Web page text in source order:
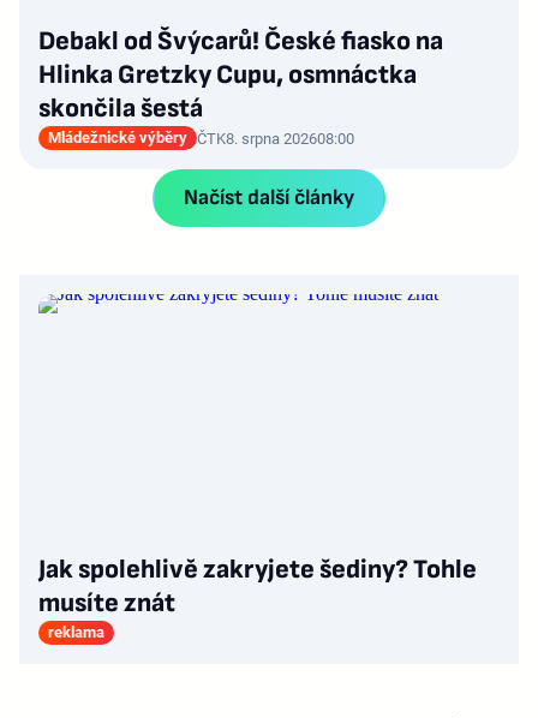
Debakl od Švýcarů! České fiasko na
Hlinka Gretzky Cupu, osmnáctka
skončila šestá
Mládežnické výběry ČTK8. srpna 202608:00
Načíst další články
Jak spolehlivě zakryjete šediny? Tohle
musíte znát
reklama